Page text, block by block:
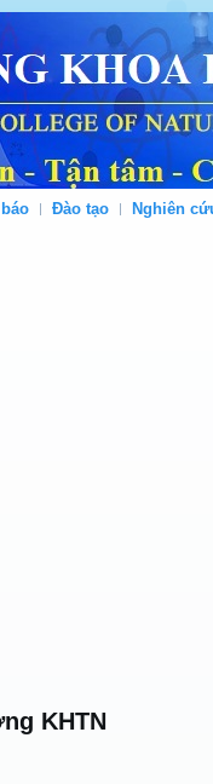
Đào tạo Nghiên
KHTN